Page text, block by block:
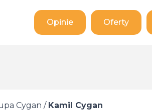
Opinie Oferty
Cygan / Kamil Cygan